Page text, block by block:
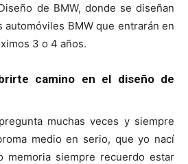
de BMW, donde se diseñan
BMW que entrarán en
3 o 4 años.
camino en el diseño de
muchas veces y siempre
medio en serio, que yo nací
memoria siempre recuerdo estar